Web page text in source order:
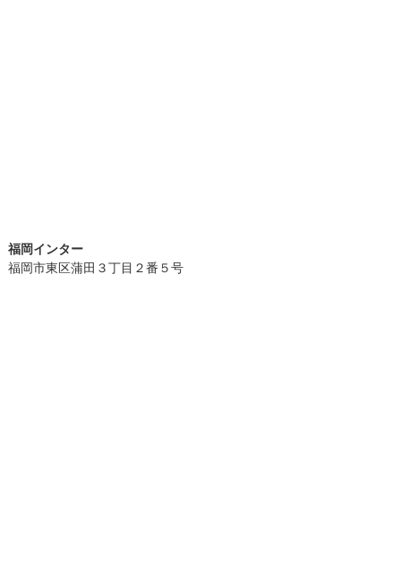
福岡インター
福岡市東区蒲田３丁目２番５号